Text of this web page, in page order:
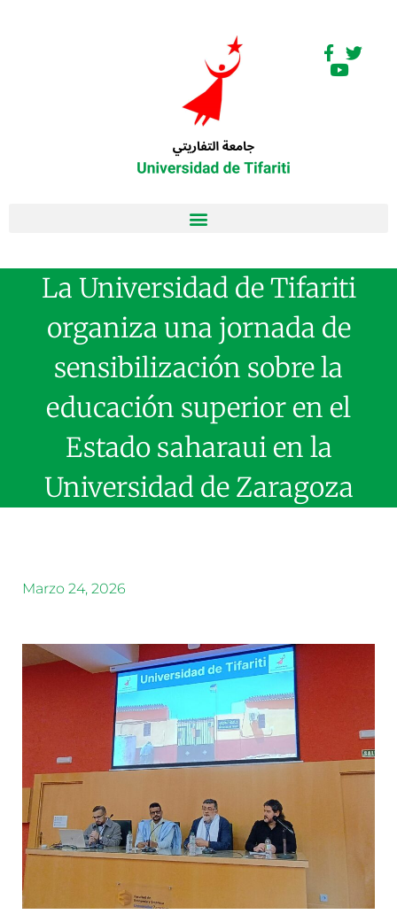
La Universidad de Tifariti
organiza una jornada de
sensibilización sobre la
educación superior en el
Estado saharaui en la
Universidad de Zaragoza
Marzo 24, 2026